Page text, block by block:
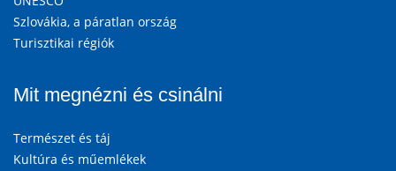
Szlovákia, a páratlan ország
Turisztikai régiók
Mit megnézni és csinálni
Természet és táj
Kultúra és műemlékek